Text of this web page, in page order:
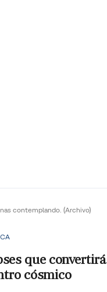
contemplando. (Archivo)
que convertirá
cósmico